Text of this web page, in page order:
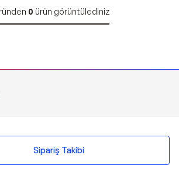
0 ürün görüntülediniz
Sipariş Takibi